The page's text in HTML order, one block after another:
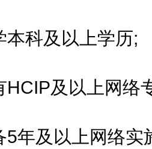
科及以上学历;
及以上网络
及以上网络实